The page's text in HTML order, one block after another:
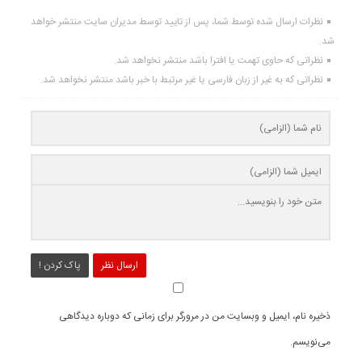
نظرات ارسال شده توسط شما، پس از تایید توسط مدیران سایت منتشر خواهد
شد.
نظراتی که حاوی تهمت یا افترا باشد منتشر نخواهد شد.
نظراتی که به غیر از زبان فارسی یا غیر مرتبط با خبر باشد منتشر نخواهد شد.
ارسال نظر پاک کردن !
ذخیره نام، ایمیل و وبسایت من در مرورگر برای زمانی که دوباره دیدگاهی
می‌نویسم.